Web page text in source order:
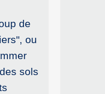
de
ou
sols